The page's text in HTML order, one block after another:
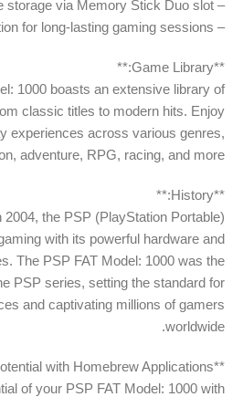
– Expandable storage via Memory Stick Duo slot.
– Durable construction for long-lasting gaming sessions.
**Game Library:**
1000 boasts an extensive library of
classic titles to modern hits. Enjoy
experiences across various genres,
adventure, RPG, racing, and more.
**History:**
the PSP (PlayStation Portable)
with its powerful hardware and
The PSP FAT Model: 1000 was the
PSP series, setting the standard for
and captivating millions of gamers
worldwide.
**Potential with Homebrew Applications:**
of your PSP FAT Model: 1000 with